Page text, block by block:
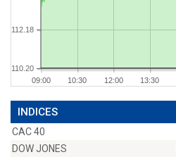
09:00 10:30 12:00 13:30
110.20
112.18
INDICES
CAC 40
DOW JONES